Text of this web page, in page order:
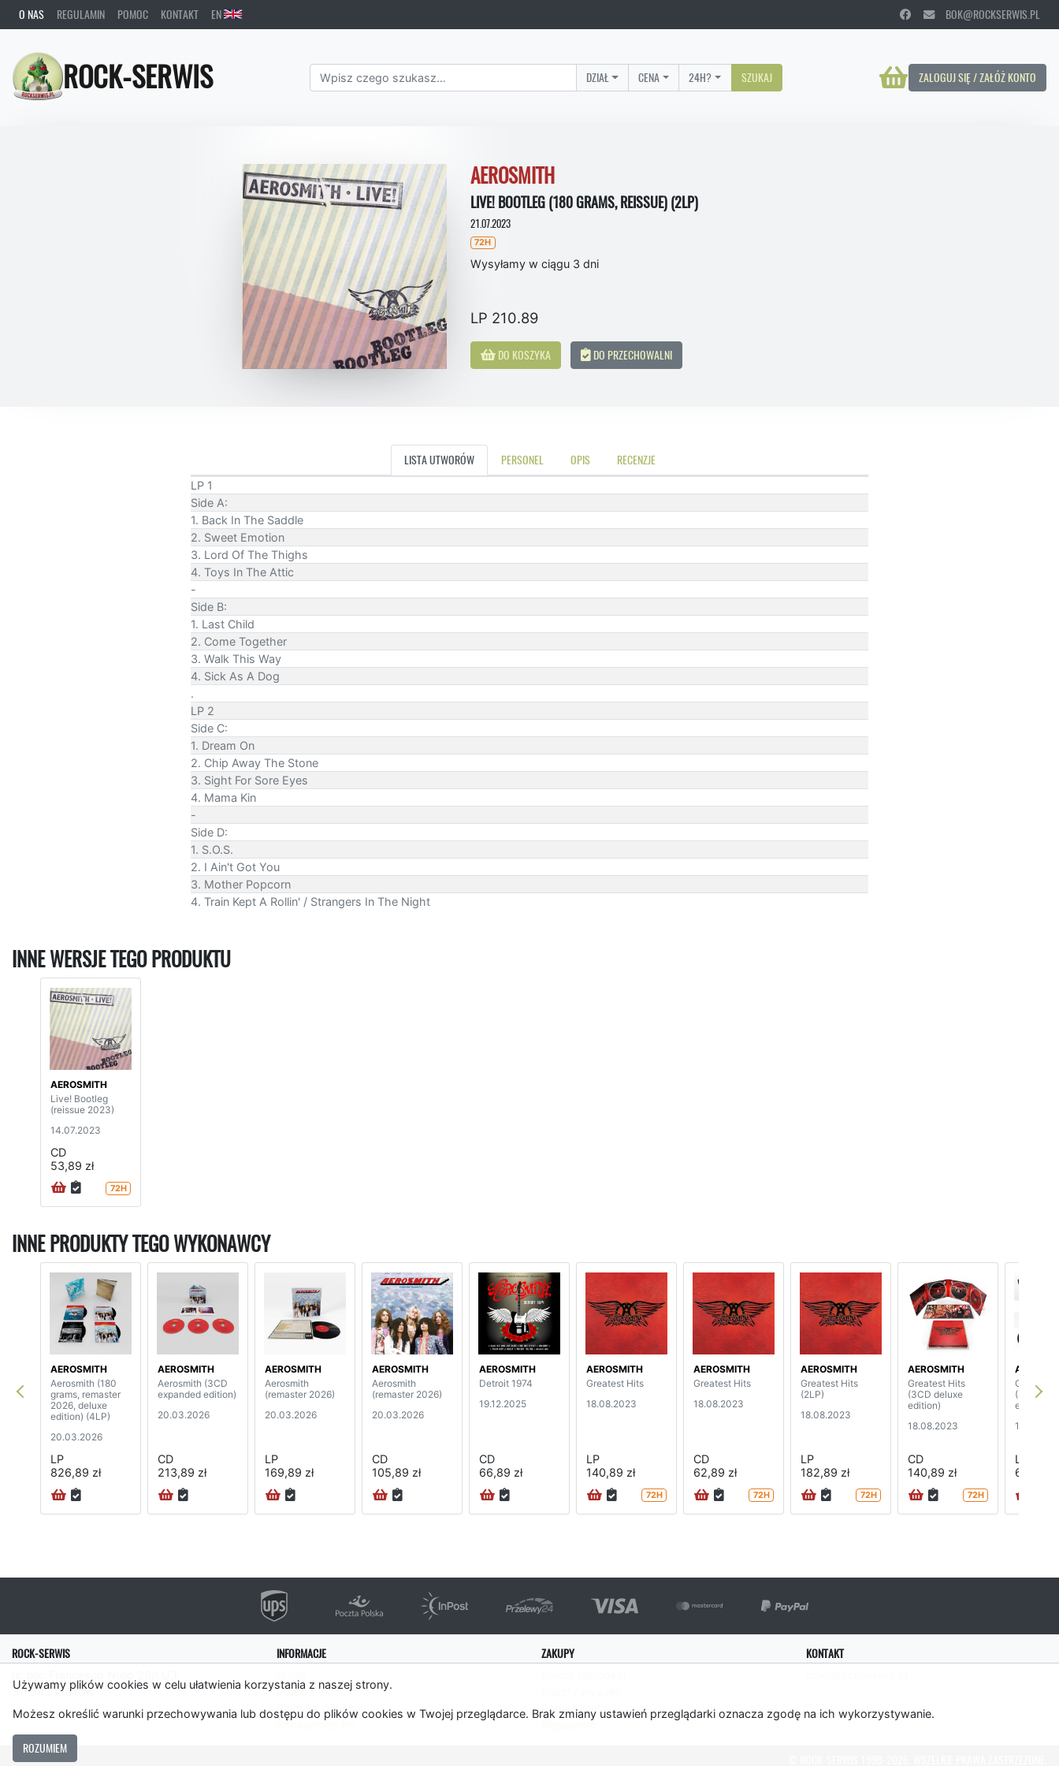
Używamy plików cookies w celu ułatwienia korzystania z naszej strony.
Możesz określić warunki przechowywania lub dostępu do plików cookies w Twojej przeglądarce. Brak zmiany ustawień przeglądarki oznacza zgodę na ich wykorzystywanie.
ROZUMIEM
O NAS REGULAMIN POMOC KONTAKT EN BOK@ROCKSERWIS.PL
ROCK-SERWIS ZALOGUJ SIĘ / ZAŁÓŻ KONTO
DZIAŁ CENA 24H? SZUKAJ
AEROSMITH
LIVE! BOOTLEG (180 GRAMS, REISSUE) (2LP)
21.07.2023
72H
Wysyłamy w ciągu 3 dni
LP 210.89
DO KOSZYKA DO PRZECHOWALNI
LISTA UTWORÓW PERSONEL OPIS RECENZJE
LP 1
Side A:
1. Back In The Saddle
2. Sweet Emotion
3. Lord Of The Thighs
4. Toys In The Attic
-
Side B:
1. Last Child
2. Come Together
3. Walk This Way
4. Sick As A Dog
.
LP 2
Side C:
1. Dream On
2. Chip Away The Stone
3. Sight For Sore Eyes
4. Mama Kin
-
Side D:
1. S.O.S.
2. I Ain't Got You
3. Mother Popcorn
4. Train Kept A Rollin' / Strangers In The Night
INNE WERSJE TEGO PRODUKTU
AEROSMITH
Live! Bootleg
(reissue 2023)
14.07.2023
CD
53,89 zł
72H
INNE PRODUKTY TEGO WYKONAWCY
AEROSMITH
Aerosmith (180
grams, remaster
2026, deluxe
edition) (4LP)
20.03.2026
LP
826,89 zł
AEROSMITH
Aerosmith (3CD
expanded edition)
20.03.2026
CD
213,89 zł
AEROSMITH
Aerosmith
(remaster 2026)
20.03.2026
LP
169,89 zł
AEROSMITH
Aerosmith
(remaster 2026)
20.03.2026
CD
105,89 zł
AEROSMITH
Detroit 1974
19.12.2025
CD
66,89 zł
AEROSMITH
Greatest Hits
18.08.2023
LP
140,89 zł
72H
AEROSMITH
Greatest Hits
18.08.2023
CD
62,89 zł
72H
AEROSMITH
Greatest Hits
(2LP)
18.08.2023
LP
182,89 zł
72H
AEROSMITH
Greatest Hits
(3CD deluxe
edition)
18.08.2023
CD
140,89 zł
72H
Greatest
(4LP
edition)
LP
660,89
ROCK-SERWIS
31-543 Kraków
INFORMACJE
Pomoc
Polityka cookies
Rockserwis.fm
ZAKUPY
Panel Klienta
Regulamin
KONTAKT